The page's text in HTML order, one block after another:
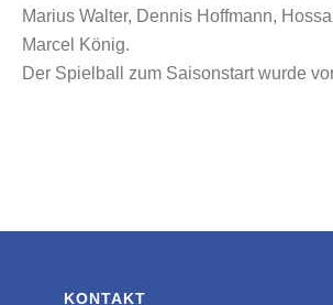
Marius Walter, Dennis Hoffmann,
Marcel König.
Der Spielball zum Saisonstart wurde
KONTAKT